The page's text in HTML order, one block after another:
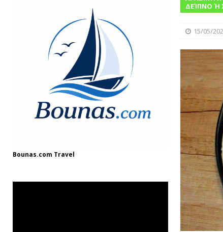
ΓΛΩΣΣΆΡΙΟ
[ 03/08/2025 ]
Fish and Chips
ΔΕΊΠΝΟ Ή
15/05/
Bounas.com Travel